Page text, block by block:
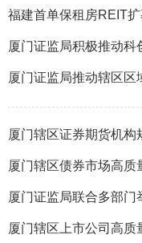
厦门辖区证券期货机构